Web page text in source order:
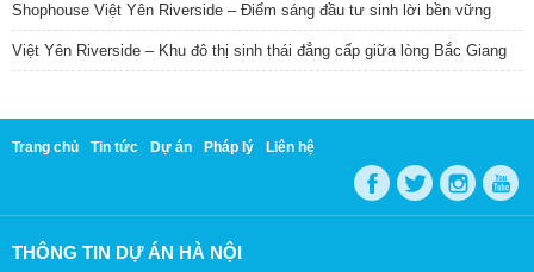
Shophouse Việt Yên Riverside – Điểm sáng đầu tư sinh lời bền vững
Việt Yên Riverside – Khu đô thị sinh thái đẳng cấp giữa lòng Bắc Giang
Trang chủ Tin tức Dự án Pháp lý Liên hệ
THÔNG TIN DỰ ÁN HÀ NỘI